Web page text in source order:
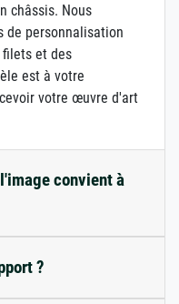
châssis. Nous
de personnalisation
filets et des
est à votre
votre œuvre d'art
convient à
?